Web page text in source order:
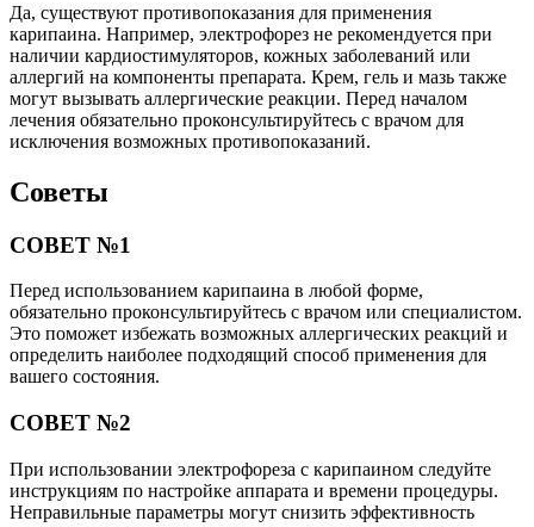
Да, существуют противопоказания для применения
карипаина. Например, электрофорез не рекомендуется при
наличии кардиостимуляторов, кожных заболеваний или
аллергий на компоненты препарата. Крем, гель и мазь также
могут вызывать аллергические реакции. Перед началом
лечения обязательно проконсультируйтесь с врачом для
исключения возможных противопоказаний.
Советы
СОВЕТ №1
Перед использованием карипаина в любой форме,
обязательно проконсультируйтесь с врачом или специалистом.
Это поможет избежать возможных аллергических реакций и
определить наиболее подходящий способ применения для
вашего состояния.
СОВЕТ №2
При использовании электрофореза с карипаином следуйте
инструкциям по настройке аппарата и времени процедуры.
Неправильные параметры могут снизить эффективность